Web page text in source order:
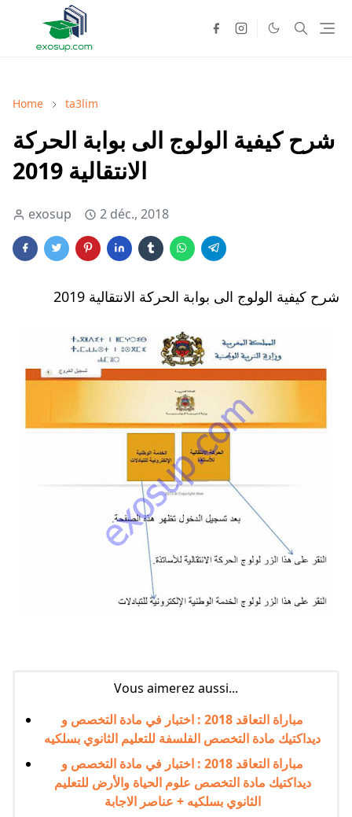
Home ta3lim
شرح كيفية الولوج الى بوابة الحركة
الانتقالية 2019
exosup 2 déc., 2018
شرح كيفية الولوج الى بوابة الحركة الانتقالية 2019
Vous aimerez aussi...
مباراة التعاقد 2018 : اختبار في مادة التخصص و
ديداكتيك مادة التخصص الفلسفة للتعليم الثانوي بسلكيه
مباراة التعاقد 2018 : اختبار في مادة التخصص و
ديداكتيك مادة التخصص علوم الحياة والأرض للتعليم
الثانوي بسلكيه + عناصر الاجابة